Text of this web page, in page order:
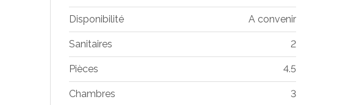
Disponibilité A convenir
Sanitaires 2
Pièces 4.5
Chambres 3